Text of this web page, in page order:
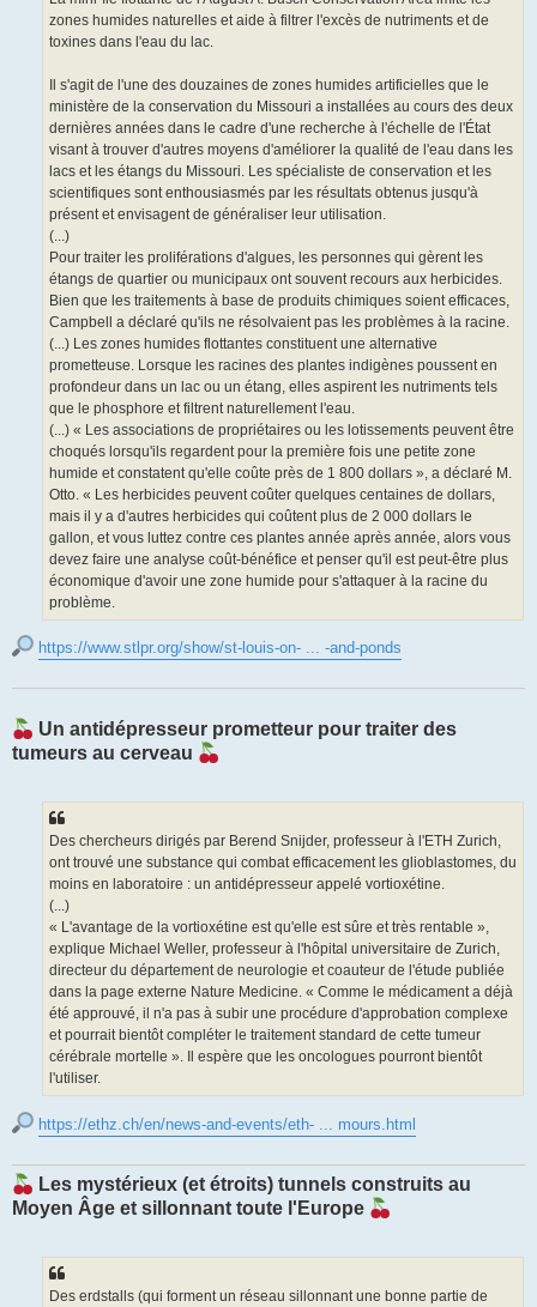
zones humides naturelles et aide à filtrer l'excès de nutriments et de
toxines dans l'eau du lac.
Il s'agit de l'une des douzaines de zones humides artificielles que le
ministère de la conservation du Missouri a installées au cours des deux
dernières années dans le cadre d'une recherche à l'échelle de l'État
visant à trouver d'autres moyens d'améliorer la qualité de l'eau dans les
lacs et les étangs du Missouri. Les spécialiste de conservation et les
scientifiques sont enthousiasmés par les résultats obtenus jusqu'à
présent et envisagent de généraliser leur utilisation.
(...)
Pour traiter les proliférations d'algues, les personnes qui gèrent les
étangs de quartier ou municipaux ont souvent recours aux herbicides.
Bien que les traitements à base de produits chimiques soient efficaces,
Campbell a déclaré qu'ils ne résolvaient pas les problèmes à la racine.
(...) Les zones humides flottantes constituent une alternative
prometteuse. Lorsque les racines des plantes indigènes poussent en
profondeur dans un lac ou un étang, elles aspirent les nutriments tels
que le phosphore et filtrent naturellement l'eau.
(...) « Les associations de propriétaires ou les lotissements peuvent être
choqués lorsqu'ils regardent pour la première fois une petite zone
humide et constatent qu'elle coûte près de 1 800 dollars », a déclaré M.
Otto. « Les herbicides peuvent coûter quelques centaines de dollars,
mais il y a d'autres herbicides qui coûtent plus de 2 000 dollars le
gallon, et vous luttez contre ces plantes année après année, alors vous
devez faire une analyse coût-bénéfice et penser qu'il est peut-être plus
économique d'avoir une zone humide pour s'attaquer à la racine du
problème.
https://www.stlpr.org/show/st-louis-on- ... -and-ponds
Un antidépresseur prometteur pour traiter des
tumeurs au cerveau
Des chercheurs dirigés par Berend Snijder, professeur à l'ETH Zurich,
ont trouvé une substance qui combat efficacement les glioblastomes, du
moins en laboratoire : un antidépresseur appelé vortioxétine.
(...)
« L'avantage de la vortioxétine est qu'elle est sûre et très rentable »,
explique Michael Weller, professeur à l'hôpital universitaire de Zurich,
directeur du département de neurologie et coauteur de l'étude publiée
dans la page externe Nature Medicine. « Comme le médicament a déjà
été approuvé, il n'a pas à subir une procédure d'approbation complexe
et pourrait bientôt compléter le traitement standard de cette tumeur
cérébrale mortelle ». Il espère que les oncologues pourront bientôt
l'utiliser.
https://ethz.ch/en/news-and-events/eth- ... mours.html
Les mystérieux (et étroits) tunnels construits au
Moyen Âge et sillonnant toute l'Europe
Des erdstalls (qui forment un réseau sillonnant une bonne partie de